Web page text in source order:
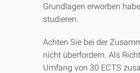
Grundlagen erworben
studieren.
Achten Sie bei der
nicht überfordern. Als
Umfang von 30 ECTS